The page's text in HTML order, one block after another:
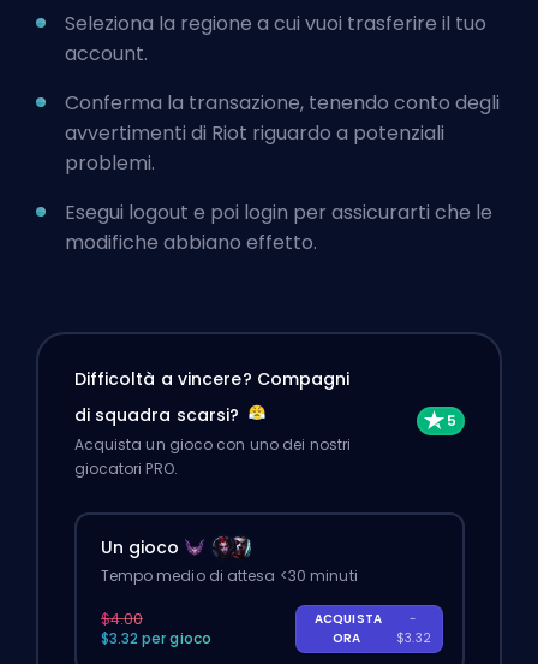
Seleziona la regione a cui vuoi trasferire il tuo
account.
Conferma la transazione, tenendo conto degli
avvertimenti di Riot riguardo a potenziali
problemi.
Esegui logout e poi login per assicurarti che le
modifiche abbiano effetto.
Difficoltà a vincere? Compagni
di squadra scarsi?
Acquista un gioco con uno dei nostri
giocatori PRO.
Un gioco
Tempo medio di attesa <30 minuti
$4.00
$3.32 per gioco
ACQUISTA
ORA
-
$3.32